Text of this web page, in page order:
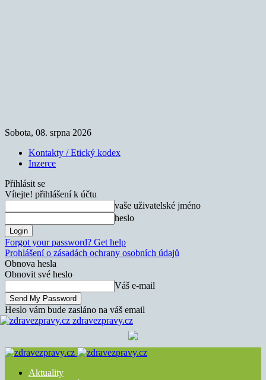
Sobota, 08. srpna 2026
Kontakty / Etický kodex
Inzerce
Přihlásit se
Vítejte! přihlášení k účtu
vaše uživatelské jméno
heslo
Forgot your password? Get help
Prohlášení o zásadách ochrany osobních údajů
Obnova hesla
Obnovit své heslo
Váš e-mail
Heslo vám bude zasláno na váš email
zdravezpravy.cz
Aktuality